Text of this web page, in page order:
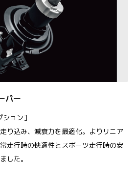
バー
ョン］
り込み、減衰力を最適化。よりリニア
走行時の快適性とスポーツ走行時の安
した。